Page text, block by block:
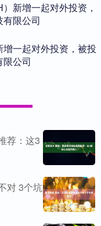
新增一起对外投资，
限公司
一起对外投资，被投
公司
荐：这3
对 3个坑